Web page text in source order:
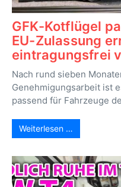
GFK-Kotflügel
EU-Zulassung
eintragungsfrei
Nach rund sieben
Genehmigungsarbeit ist
passend für Fahrzeuge
Weiterlesen …